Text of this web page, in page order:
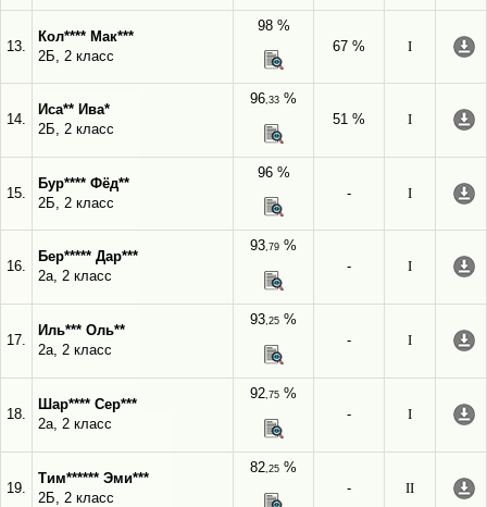
13.
Кол**** Мак***
2Б, 2 класс
98 %
67 %
I
14.
Иса** Ива*
2Б, 2 класс
96,33 %
51 %
I
15.
Бур**** Фёд**
2Б, 2 класс
96 %
-
I
16.
Бер***** Дар***
2а, 2 класс
93,79 %
-
I
17.
Иль*** Оль**
2а, 2 класс
93,25 %
-
I
18.
Шар**** Сер***
2а, 2 класс
92,75 %
-
I
19.
Тим****** Эми***
2Б, 2 класс
82,25 %
-
II